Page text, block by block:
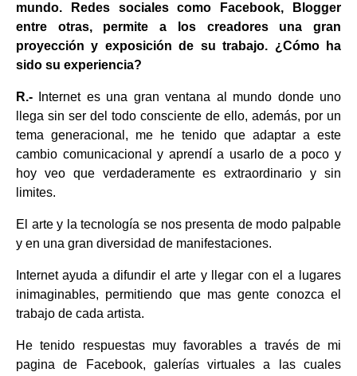
mundo. Redes sociales como Facebook, Blogger
entre otras, permite a los creadores una gran
proyección y exposición de su trabajo. ¿Cómo ha
sido su experiencia?
R.- Internet es una gran ventana al mundo donde uno
llega sin ser del todo consciente de ello, además, por un
tema generacional, me he tenido que adaptar a este
cambio comunicacional y aprendí a usarlo de a poco y
hoy veo que verdaderamente es extraordinario y sin
limites.
El arte y la tecnología se nos presenta de modo palpable
y en una gran diversidad de manifestaciones.
Internet ayuda a difundir el arte y llegar con el a lugares
inimaginables, permitiendo que mas gente conozca el
trabajo de cada artista.
He tenido respuestas muy favorables a través de mi
pagina de Facebook, galerías virtuales a las cuales